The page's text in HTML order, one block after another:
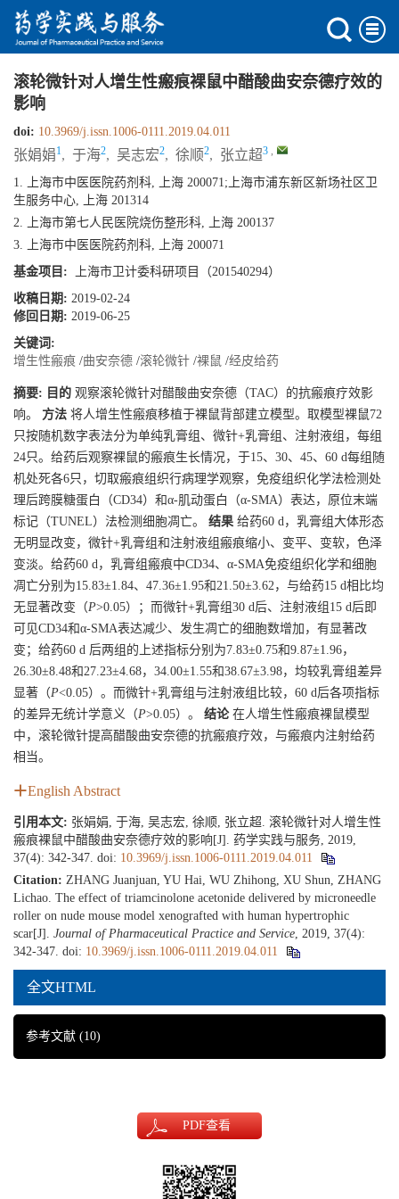
滚轮微针对人增生性瘢痕裸鼠中醋酸曲安奈德疗效的
影响
doi: 10.3969/j.issn.1006-0111.2019.04.011
张娟娟1, 于海2, 吴志宏2, 徐顺2, 张立超3 ,
1. 上海市中医医院药剂科, 上海 200071;上海市浦东新区新场社区卫
生服务中心, 上海 201314
2. 上海市第七人民医院烧伤整形科, 上海 200137
3. 上海市中医医院药剂科, 上海 200071
基金项目: 上海市卫计委科研项目（201540294）
收稿日期: 2019-02-24
修回日期: 2019-06-25
关键词:
增生性瘢痕 /曲安奈德 /滚轮微针 /裸鼠 /经皮给药
摘要: 目的 观察滚轮微针对醋酸曲安奈德（TAC）的抗瘢痕疗效影
响。 方法 将人增生性瘢痕移植于裸鼠背部建立模型。取模型裸鼠72
只按随机数字表法分为单纯乳膏组、微针+乳膏组、注射液组，每组
24只。给药后观察裸鼠的瘢痕生长情况，于15、30、45、60 d每组随
机处死各6只，切取瘢痕组织行病理学观察，免疫组织化学法检测处
理后跨膜糖蛋白（CD34）和α-肌动蛋白（α-SMA）表达，原位末端
标记（TUNEL）法检测细胞凋亡。 结果 给药60 d，乳膏组大体形态
无明显改变，微针+乳膏组和注射液组瘢痕缩小、变平、变软，色泽
变淡。给药60 d，乳膏组瘢痕中CD34、α-SMA免疫组织化学和细胞
凋亡分别为15.83±1.84、47.36±1.95和21.50±3.62，与给药15 d相比均
无显著改变（P>0.05）；而微针+乳膏组30 d后、注射液组15 d后即
可见CD34和α-SMA表达减少、发生凋亡的细胞数增加，有显著改
变；给药60 d 后两组的上述指标分别为7.83±0.75和9.87±1.96，
26.30±8.48和27.23±4.68，34.00±1.55和38.67±3.98，均较乳膏组差异
显著（P<0.05）。而微针+乳膏组与注射液组比较，60 d后各项指标
的差异无统计学意义（P>0.05）。 结论在人增生性瘢痕裸鼠模型
中，滚轮微针提高醋酸曲安奈德的抗瘢痕疗效，与瘢痕内注射给药
相当。
English Abstract
引用本文: 张娟娟, 于海, 吴志宏, 徐顺, 张立超. 滚轮微针对人增生性
瘢痕裸鼠中醋酸曲安奈德疗效的影响[J]. 药学实践与服务, 2019,
37(4): 342-347. doi: 10.3969/j.issn.1006-0111.2019.04.011
Citation: ZHANG Juanjuan, YU Hai, WU Zhihong, XU Shun, ZHANG
Lichao. The effect of triamcinolone acetonide delivered by microneedle
roller on nude mouse model xenografted with human hypertrophic
scar[J]. Journal of Pharmaceutical Practice and Service , 2019, 37(4):
342-347. doi: 10.3969/j.issn.1006-0111.2019.04.011
全文HTML
参考文献 (10)
PDF查看